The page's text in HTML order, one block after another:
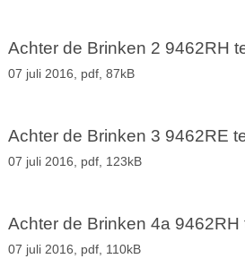
Achter de Brinken 2 9462RH
07 juli 2016, pdf, 87kB
Achter de Brinken 3 9462RE
07 juli 2016, pdf, 123kB
Achter de Brinken 4a 9462RH
07 juli 2016, pdf, 110kB